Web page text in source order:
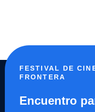
FESTIVAL DE
FRONTERA
Encuentro